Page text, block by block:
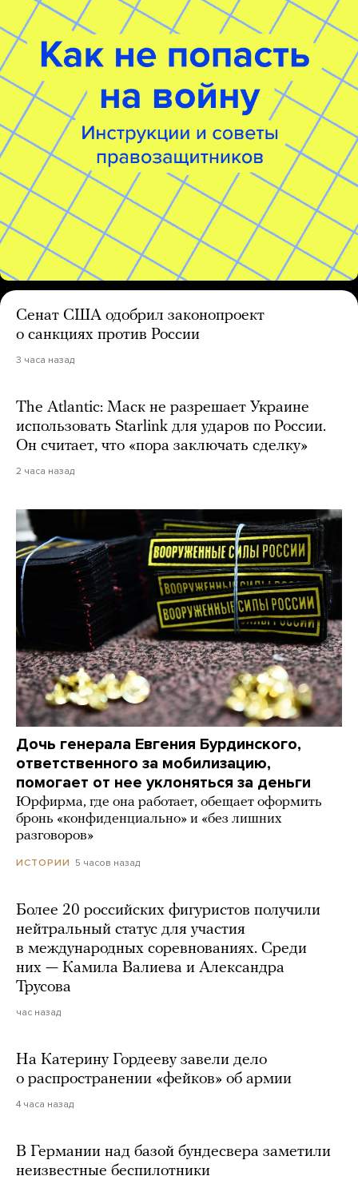
Сенат США одобрил законопроект
о санкциях против России
3 часа назад
The Atlantic: Маск не разрешает Украине
использовать Starlink для ударов по России.
Он считает, что «пора заключать сделку»
2 часа назад
Дочь генерала Евгения Бурдинского,
ответственного за мобилизацию,
помогает от нее уклоняться за деньги
Юрфирма, где она работает, обещает оформить
бронь «конфиденциально» и «без лишних
разговоров»
ИСТОРИИ 5 часов назад
Более 20 российских фигуристов получили
нейтральный статус для участия
в международных соревнованиях. Среди
них — Камила Валиева и Александра
Трусова
час назад
На Катерину Гордееву завели дело
о распространении «фейков» об армии
4 часа назад
В Германии над базой бундесвера заметили
неизвестные беспилотники